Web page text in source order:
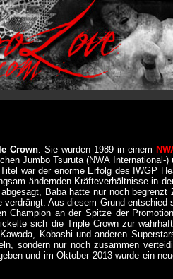
Crown. Sie wurden 1989 in einem
Jumbo Tsuruta (NWA International-
war der enorme Erfolg des IWGP
ändernden Kräfteverhältnisse in
Baba hatte nur noch
Aus diesem Grund
Champion an der Spitze der
sich die Triple Crown zur
Kobashi und anderen
sondern nur noch zusammen
und im Oktober 2013 wurde ein